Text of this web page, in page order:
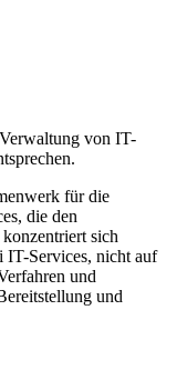
von IT-
für die
die den
sich
IT-Services, nicht auf
und
und